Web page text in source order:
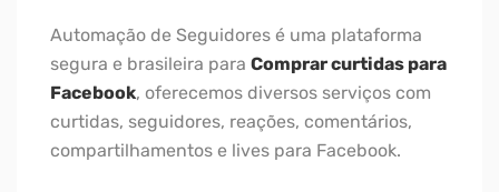
Automação de Seguidores é uma plataforma
segura e brasileira para Comprar curtidas para
Facebook, oferecemos diversos serviços com
curtidas, seguidores, reações, comentários,
compartilhamentos e lives para Facebook.